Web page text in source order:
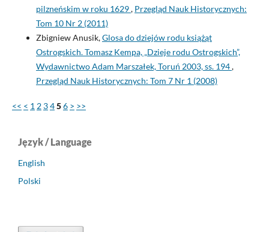
pilzneńskim w roku 1629, Przegląd Nauk Historycznych:
Tom 10 Nr 2 (2011)
Zbigniew Anusik,Glosa do dziejów rodu książąt
Ostrogskich. Tomasz Kempa, „Dzieje rodu Ostrogskich”,
Wydawnictwo Adam Marszałek, Toruń 2003, ss. 194,
Przegląd Nauk Historycznych: Tom 7 Nr 1 (2008)
<< < 1 2 3456 > >>
Język / Language
English
Polski